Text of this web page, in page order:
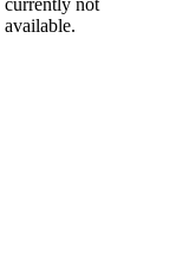
currently not
available.